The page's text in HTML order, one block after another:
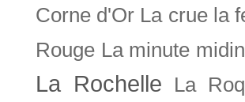
Corne d'Or La crue la
Rouge La minute
La Rochelle
La